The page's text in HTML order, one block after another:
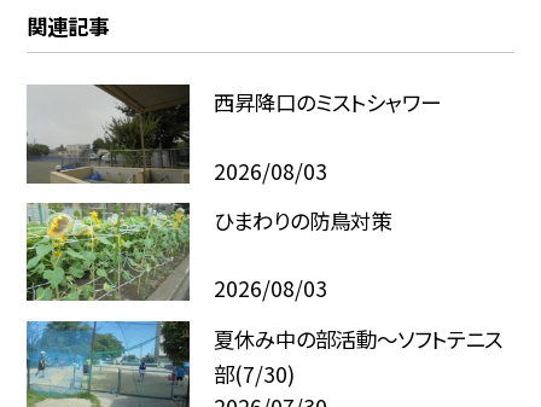
関連記事
西昇降口のミストシャワー
2026/08/03
ひまわりの防鳥対策
2026/08/03
夏休み中の部活動～ソフトテニス
部(7/30)